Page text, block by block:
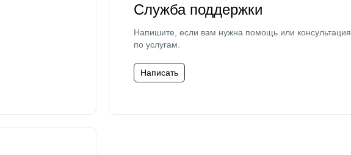
Служба поддержки
Напишите, если вам нужна помощь или консультация
по услугам.
Написать